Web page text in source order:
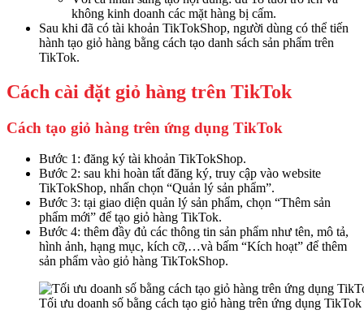
không kinh doanh các mặt hàng bị cấm.
Sau khi đã có tài khoản TikTokShop, người dùng có thể tiến
hành tạo giỏ hàng bằng cách tạo danh sách sản phẩm trên
TikTok.
Cách cài đặt giỏ hàng trên TikTok
Cách tạo giỏ hàng trên ứng dụng TikTok
Bước 1: đăng ký tài khoản TikTokShop.
Bước 2: sau khi hoàn tất đăng ký, truy cập vào website
TikTokShop, nhấn chọn “Quản lý sản phẩm”.
Bước 3: tại giao diện quản lý sản phẩm, chọn “Thêm sản
phẩm mới” để tạo giỏ hàng TikTok.
Bước 4: thêm đầy đủ các thông tin sản phẩm như tên, mô tả,
hình ảnh, hạng mục, kích cỡ,…và bấm “Kích hoạt” để thêm
sản phẩm vào giỏ hàng TikTokShop.
Tối ưu doanh số bằng cách tạo giỏ hàng trên ứng dụng TikTok